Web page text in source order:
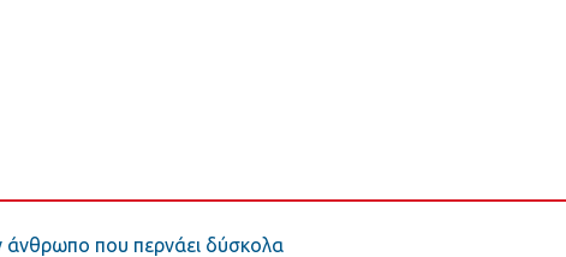
άνθρωπο που περνάει δύσκολα